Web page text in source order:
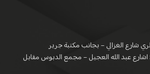
شارع الغزالي – بجانب مكتبة جرير
اشارع عبد الله العجيل – مجمع الدبوس مقابل